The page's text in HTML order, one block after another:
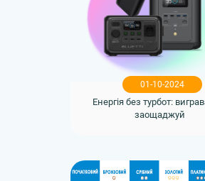
01-10-2024
Енергія без турбот:
заощаджуй